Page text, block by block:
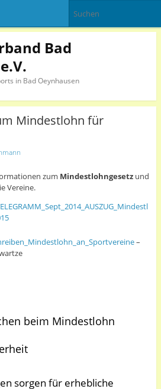
Bad
in Bad Oeynhausen
Mindestlohn für
zum Mindestlohngesetzund
Vereine.
–
beim Mindestlohn
sorgen für erhebliche